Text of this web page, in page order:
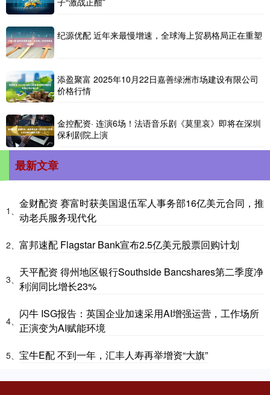
纪源优配 近年来最慢增速，全球海上贸易格局正在重塑
添盈聚富 2025年10月22日嘉善绿洲市场建设有限公司
价格行情
金控配资· 连演6场！法语音乐剧《莫里哀》即将在深圳
保利剧院上演
最新文章
1、
金财配资 赛富时获美国退伍军人事务部16亿美元合同，推
动老兵服务现代化
2、 富邦速配 Flagstar Bank宣布2.5亿美元股票回购计划
3、
天平配资 得州地区银行Southside Bancshares第二季度净
利润同比增长23%
4、
闪牛 ISG报告：英国企业加速采用AI增强运营，工作场所
正演变为AI赋能环境
5、 宝牛E配 不到一年，汇丰人寿再举增资“大旗”